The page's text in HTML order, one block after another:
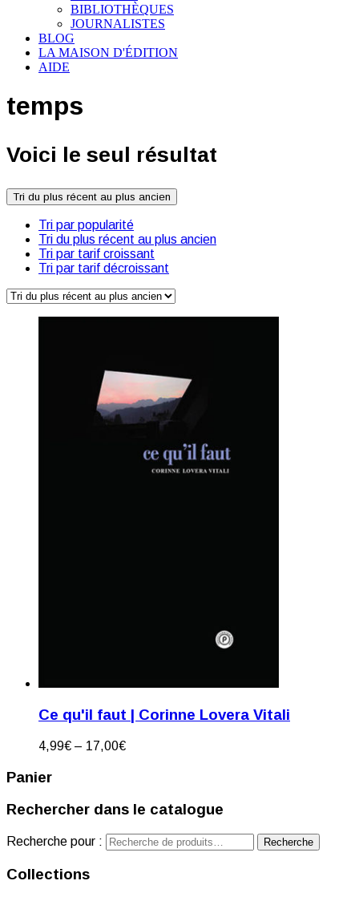
BIBLIOTHÈQUES
JOURNALISTES
BLOG
LA MAISON D'ÉDITION
AIDE
temps
Voici le seul résultat
Tri du plus récent au plus ancien
Tri par popularité
Tri du plus récent au plus ancien
Tri par tarif croissant
Tri par tarif décroissant
Ce qu'il faut | Corinne Lovera Vitali
4,99€ – 17,00€
Panier
Rechercher dans le catalogue
Recherche pour : Recherche
Collections